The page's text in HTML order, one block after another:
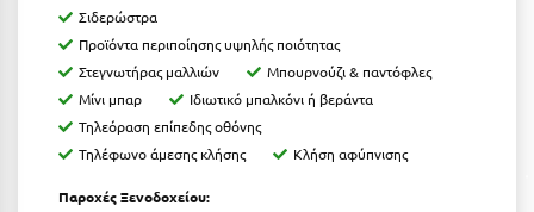
Καρπενήσι
Κάρυστος
Κάσος
Κασσάνδρα
Καστοριά
Σιδερώστρα
Προϊόντα περιποίησης υψηλής ποιότητας
Στεγνωτήρας μαλλιών
Μπουρνούζι & παντόφλες
Μίνι μπαρ
Ιδιωτικό μπαλκόνι ή βεράντα
Τηλεόραση επίπεδης οθόνης
Τηλέφωνο άμεσης κλήσης
Κλήση αφύπνισης
Παροχές Ξενοδοχείου: